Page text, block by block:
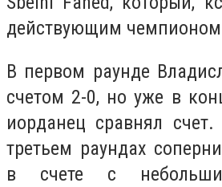
действующим
В первом раунде
счетом 2-0, но уже в
иорданец сравнял
третьем раундах
в счете с